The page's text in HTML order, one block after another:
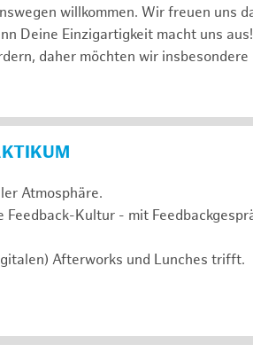
willkommen. Wir freuen uns
Deine Einzigartigkeit macht uns
daher möchten wir
Atmosphäre.
Kultur - mit
Afterworks und Lunches trifft.